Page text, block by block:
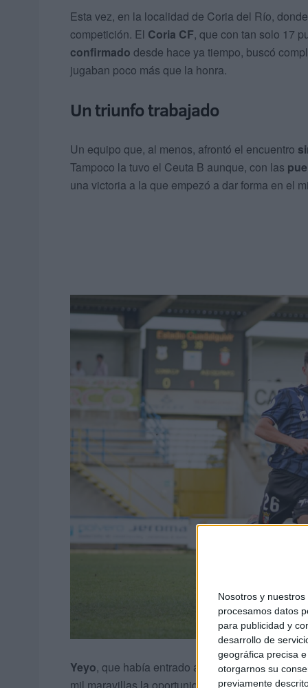
Nosotros y nuestros
procesamos datos
para publicidad y
desarrollo de
geográfica precisa
otorgarnos su
previamente
Esta vez, en la localidad de Coria del Río,
competición. El Coria CF, que con tan solo 17
confirmado desde hace ya tiempo, buscó
jugaban poco más que la honra.
Un triunfo trabajado
Un equipo que, al menos, afrontó el encuentro
Tampoco la tuvo el Ceuta B aunque, con las
una victoria a la que empezó a dar forma en el
Yeyo, que había entrado al partido desde el